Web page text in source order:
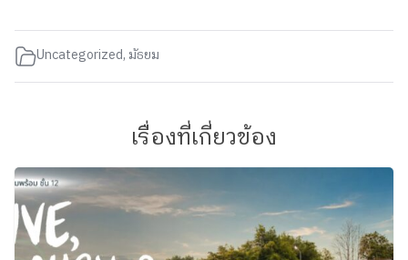
Uncategorized, มัธยม
เรื่องที่เกี่ยวข้อง